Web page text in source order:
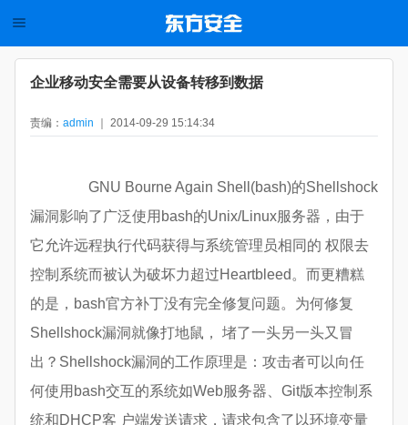
企业移动安全需要从设备转移到数据
责编： admin ｜ 2014-09-29 15:14:34
GNU Bourne Again Shell(bash)的Shellshock
漏洞影响了广泛使用bash的Unix/Linux服务器，由于
它允许远程执行代码获得与系统管理员相同的 权限去
控制系统而被认为破坏力超过Heartbleed。而更糟糕
的是，bash官方补丁没有完全修复问题。为何修复
Shellshock漏洞就像打地鼠， 堵了一头另一头又冒
出？Shellshock漏洞的工作原理是：攻击者可以向任
何使用bash交互的系统如Web服务器、Git版本控制系
统和DHCP客 户端发送请求，请求包含了以环境变量